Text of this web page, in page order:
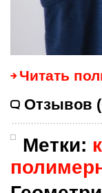
Читать
Отзывов
Метки: